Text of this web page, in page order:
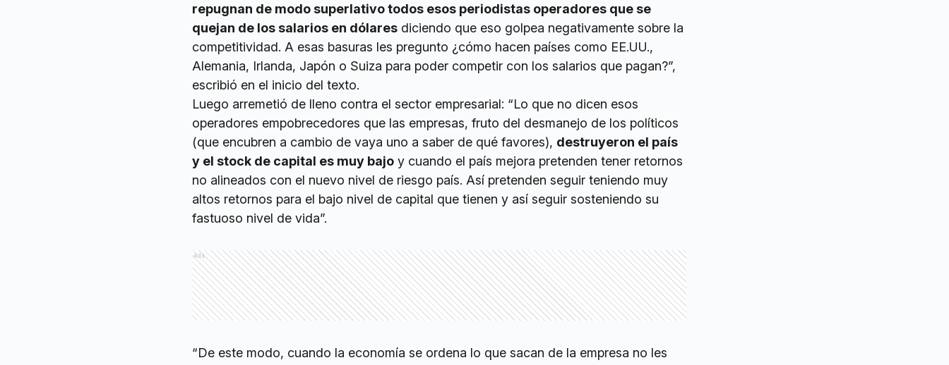
repugnan de modo superlativo todos esos periodistas operadores que se
quejan de los salarios en dólares diciendo que eso golpea negativamente sobre la
competitividad. A esas basuras les pregunto ¿cómo hacen países como EE.UU.,
Alemania, Irlanda, Japón o Suiza para poder competir con los salarios que pagan?”,
escribió en el inicio del texto.
Luego arremetió de lleno contra el sector empresarial: “Lo que no dicen esos
operadores empobrecedores que las empresas, fruto del desmanejo de los políticos
(que encubren a cambio de vaya uno a saber de qué favores), destruyeron el país
y el stock de capital es muy bajo y cuando el país mejora pretenden tener retornos
no alineados con el nuevo nivel de riesgo país. Así pretenden seguir teniendo muy
altos retornos para el bajo nivel de capital que tienen y así seguir sosteniendo su
fastuoso nivel de vida”.
Ads
“De este modo, cuando la economía se ordena lo que sacan de la empresa no les